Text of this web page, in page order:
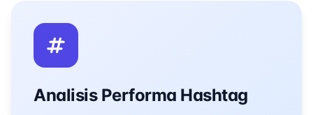
Analisis Performa Hashtag